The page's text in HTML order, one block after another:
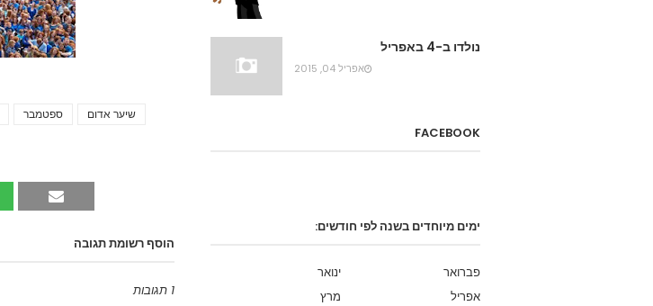
ספטמבר שיער אדום
הוסף רשומת תגובה
1 תגובות
נולדו ב-4 באפריל
אפריל 04, 2015
FACEBOOK
ימים מיוחדים בשנה לפי חודשים:
ינואר
פברואר
מרץ
אפריל